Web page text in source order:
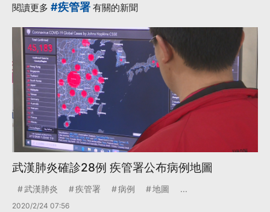
閱讀更多 #疾管署 有關的新聞
武漢肺炎確診28例 疾管署公布病例地圖
武漢肺炎 疾管署 病例 地圖 ...
2020/2/24 07:56